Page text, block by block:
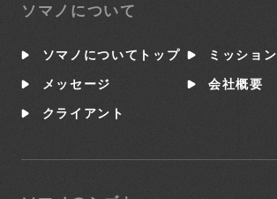
ソマノについて
ソマノについてトップ ミッション
メッセージ 会社概要
クライアント